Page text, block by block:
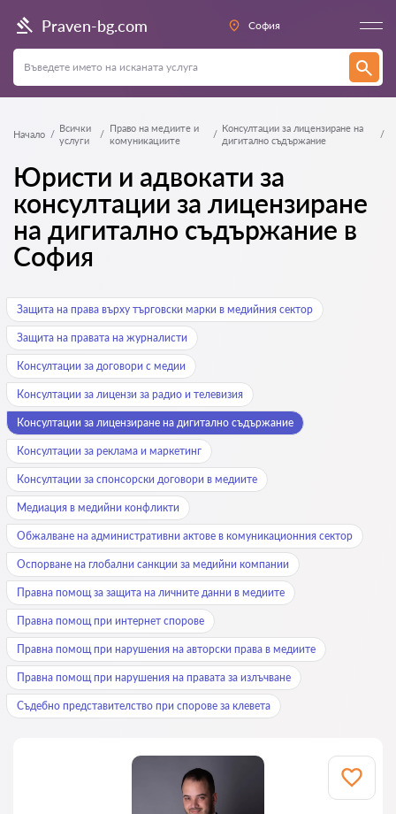
Praven-bg.com София
Начало
Всички
услуги
Право на медиите и
комуникациите
Консултации за лицензиране на
дигитално съдържание
Юристи и адвокати за
консултации за лицензиране
на дигитално съдържание в
София
Защита на права върху търговски марки в медийния сектор
Защита на правата на журналисти
Консултации за договори с медии
Консултации за лицензи за радио и телевизия
Консултации за лицензиране на дигитално съдържание
Консултации за реклама и маркетинг
Консултации за спонсорски договори в медиите
Медиация в медийни конфликти
Обжалване на административни актове в комуникационния сектор
Оспорване на глобални санкции за медийни компании
Правна помощ за защита на личните данни в медиите
Правна помощ при интернет спорове
Правна помощ при нарушения на авторски права в медиите
Правна помощ при нарушения на правата за излъчване
Съдебно представителство при спорове за клевета